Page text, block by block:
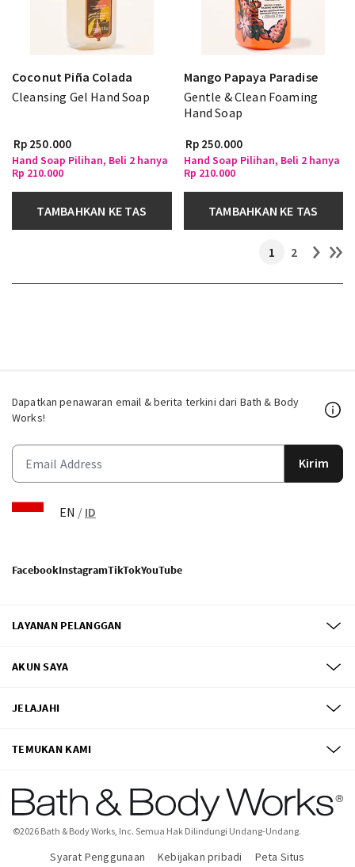
Coconut Piña Colada
Cleansing Gel Hand Soap
Rp 250.000
Hand Soap Pilihan, Beli 2 hanya
Rp 210.000
TAMBAHKAN KE TAS
Mango Papaya Paradise
Gentle & Clean Foaming
Hand Soap
Rp 250.000
Hand Soap Pilihan, Beli 2 hanya
Rp 210.000
TAMBAHKAN KE TAS
1 2
Dapatkan penawaran email & berita terkini dari Bath & Body
Works!
Kirim
EN / ID
FacebookInstagramTikTokYouTube
LAYANAN PELANGGAN
AKUN SAYA
JELAJAHI
TEMUKAN KAMI
©2026 Bath & Body Works, Inc. Semua Hak Dilindungi Undang-Undang.
Syarat Penggunaan Kebijakan pribadi Peta Situs